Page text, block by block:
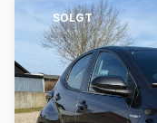
SOLGT